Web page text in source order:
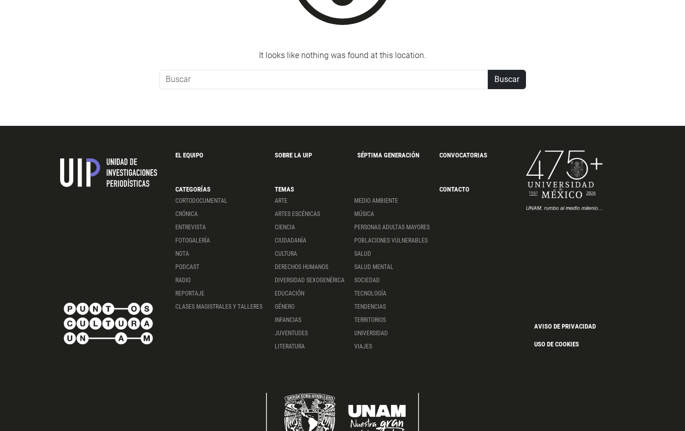
It looks like nothing was found at this location.
Buscar
EL EQUIPO SOBRE LA UIP SÉPTIMA GENERACIÓN CONVOCATORIAS
CATEGORÍAS
CORTODOCUMENTAL
CRÓNICA
ENTREVISTA
FOTOGALERÍA
NOTA
PODCAST
RADIO
REPORTAJE
CLASES MAGISTRALES Y TALLERES
TEMAS
ARTE
ARTES ESCÉNICAS
CIENCIA
CIUDADANÍA
CULTURA
DERECHOS HUMANOS
DIVERSIDAD SEXOGENÉRICA
EDUCACIÓN
GÉNERO
INFANCIAS
JUVENTUDES
LITERATURA
MEDIO AMBIENTE
MÚSICA
PERSONAS ADULTAS MAYORES
POBLACIONES VULNERABLES
SALUD
SALUD MENTAL
SOCIEDAD
TECNOLOGÍA
TENDENCIAS
TERRITORIOS
UNIVERSIDAD
VIAJES
CONTACTO
AVISO DE PRIVACIDAD
USO DE COOKIES